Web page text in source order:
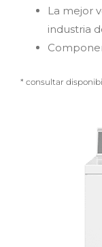
La mejor
industria
* consultar